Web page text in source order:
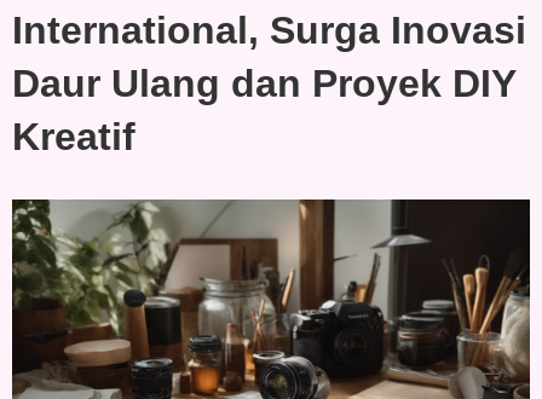
International, Surga Inovasi
Daur Ulang dan Proyek DIY
Kreatif